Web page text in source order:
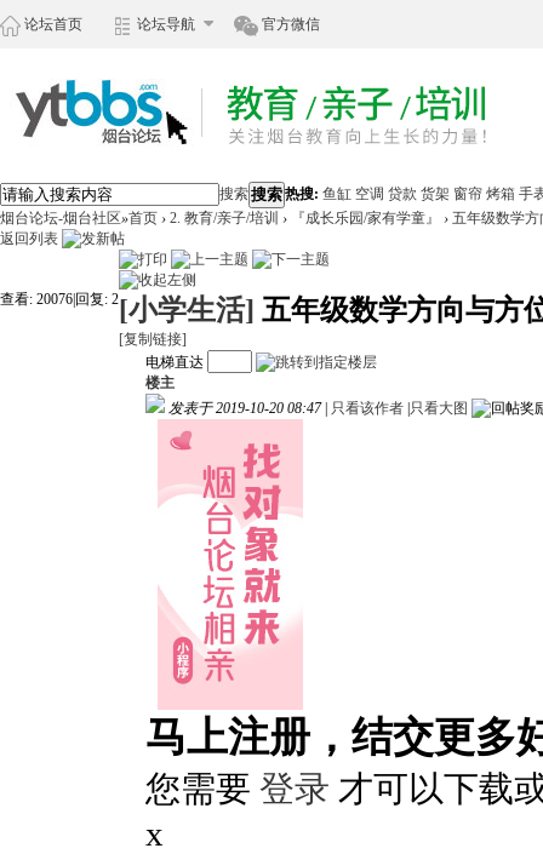
论坛首页 论坛导航 官方微信
搜索搜索热搜: 鱼缸 空调 贷款 货架 窗帘 烤箱 手
烟台论坛-烟台社区»首页 › 2. 教育/亲子/培训 › 『成长乐园/家有学童』 › 五年级数学
返回列表
查看: 20076 回复: 2[小学生活] 五年级数学方向与方
[复制链接]
电梯直达
楼主
发表于 2019-10-20 08:47
只看该作者 只看大图
马上注册，结交更多
您需要 登录 才可以下载
x